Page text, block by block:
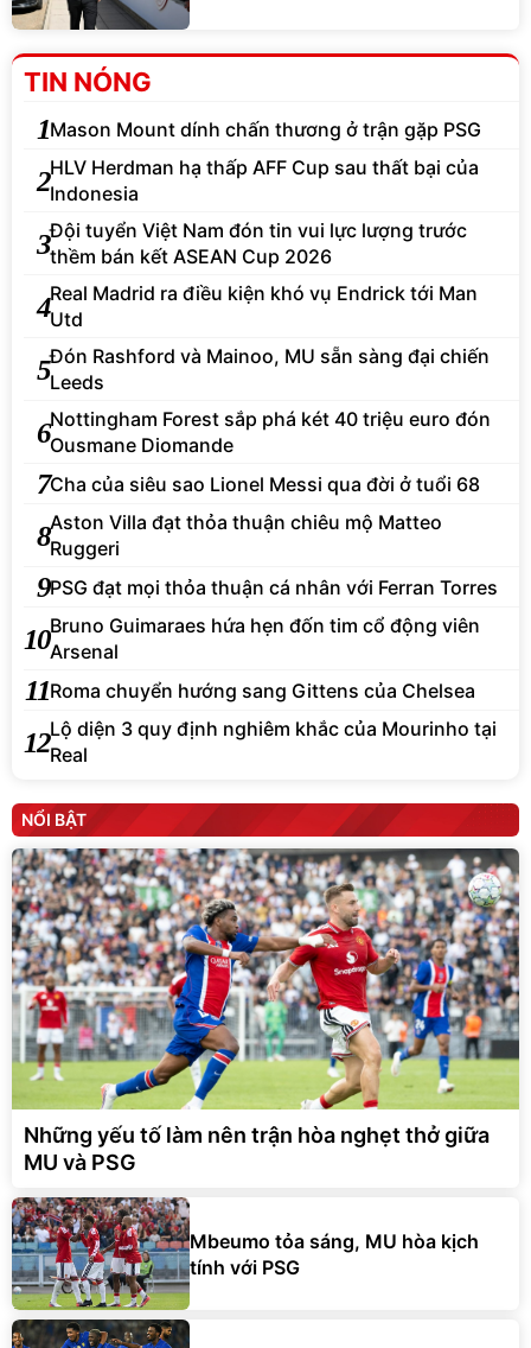
TIN NÓNG
1Mason Mount dính chấn thương ở trận gặp PSG
2HLV Herdman hạ thấp AFF Cup sau thất bại của
Indonesia
3Đội tuyển Việt Nam đón tin vui lực lượng trước
thềm bán kết ASEAN Cup 2026
4Real Madrid ra điều kiện khó vụ Endrick tới Man
Utd
5Đón Rashford và Mainoo, MU sẵn sàng đại chiến
Leeds
6Nottingham Forest sắp phá két 40 triệu euro đón
Ousmane Diomande
7Cha của siêu sao Lionel Messi qua đời ở tuổi 68
8Aston Villa đạt thỏa thuận chiêu mộ Matteo
Ruggeri
9PSG đạt mọi thỏa thuận cá nhân với Ferran Torres
10Bruno Guimaraes hứa hẹn đốn tim cổ động viên
Arsenal
11Roma chuyển hướng sang Gittens của Chelsea
12Lộ diện 3 quy định nghiêm khắc của Mourinho tại
Real
NỔI BẬT
Những yếu tố làm nên trận hòa nghẹt thở giữa
MU và PSG
Mbeumo tỏa sáng, MU hòa kịch
tính với PSG